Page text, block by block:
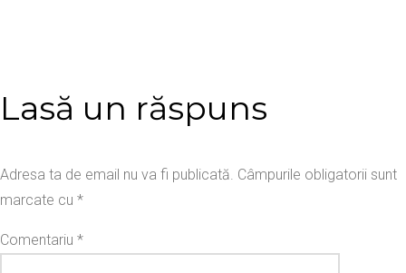
Lasă un răspuns
Adresa ta de email nu va fi publicată. Câmpurile obligatorii sunt
marcate cu *
Comentariu *